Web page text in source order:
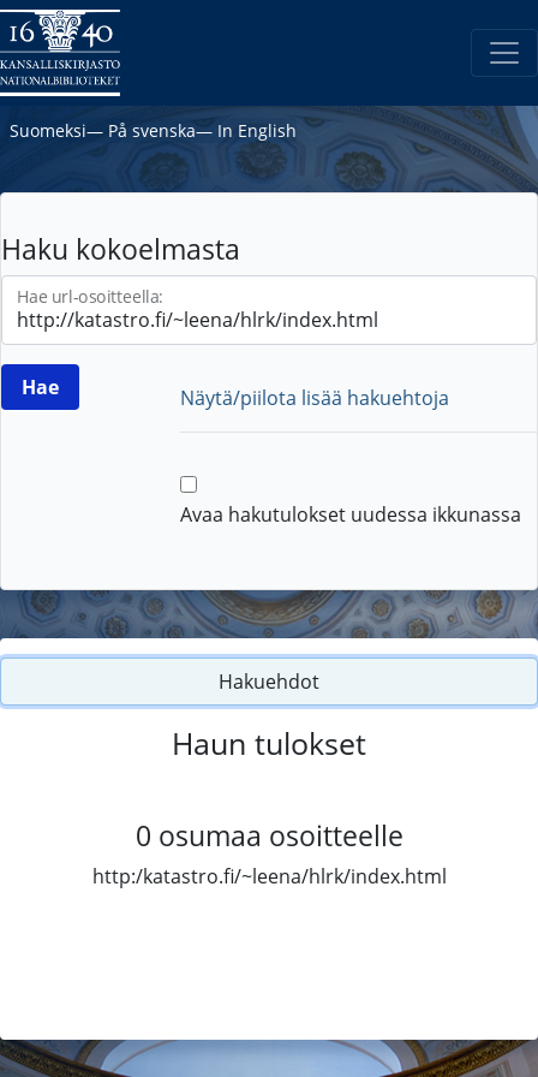
Suomeksi― På svenska― In English
Haku kokoelmasta
Hae url-osoitteella:
Näytä/piilota lisää hakuehtoja
Avaa hakutulokset uudessa ikkunassa
Hakuehdot
Haun tulokset
0 osumaa osoitteelle
http:/katastro.fi/~leena/hlrk/index.html